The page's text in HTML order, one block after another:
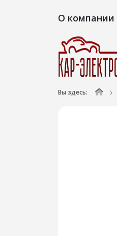
О компании
Вы здесь: